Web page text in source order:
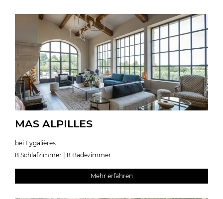
MAS ALPILLES
bei Eygalières
8 Schlafzimmer | 8 Badezimmer
Mehr erfahren